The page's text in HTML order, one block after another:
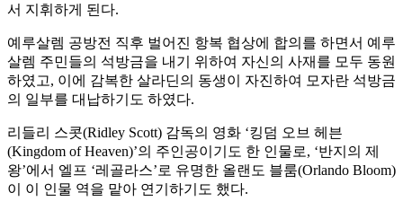
서 지휘하게 된다.
예루살렘 공방전 직후 벌어진 항복 협상에 합의를 하면서 예루
살렘 주민들의 석방금을 내기 위하여 자신의 사재를 모두 동원
하였고, 이에 감복한 살라딘의 동생이 자진하여 모자란 석방금
의 일부를 대납하기도 하였다.
리들리 스콧(Ridley Scott) 감독의 영화 ‘킹덤 오브 헤븐
(Kingdom of Heaven)’의 주인공이기도 한 인물로, ‘반지의 제
왕’에서 엘프 ‘레골라스’로 유명한 올랜도 블룸(Orlando Bloom)
이 이 인물 역을 맡아 연기하기도 했다.